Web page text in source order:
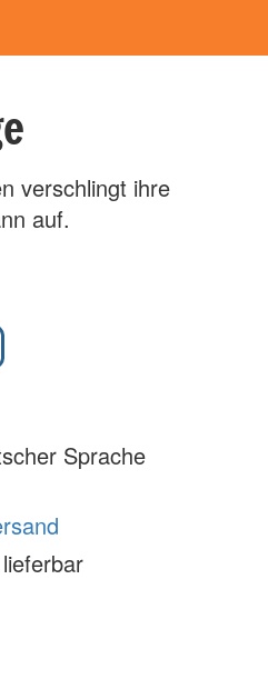
verschlingt ihre
auf.
Sprache